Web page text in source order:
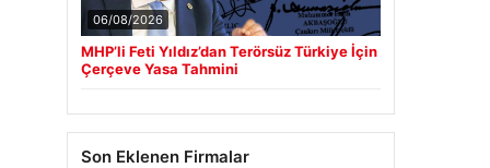
06/08/2026
MHP’li Feti Yıldız’dan Terörsüz Türkiye İçin
Çerçeve Yasa Tahmini
Son Eklenen Firmalar